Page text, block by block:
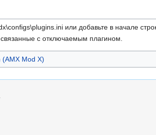
или добавьте в начале
с отключаемым плагином.
(AMX Mod X)